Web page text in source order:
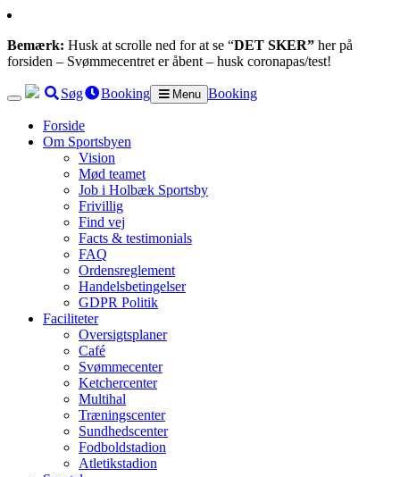
Bemærk: Husk at scrolle ned for at se “DET SKER” her på
forsiden – Svømmecentret er åbent – husk coronapas/test!
Søg Booking Menu Booking
Forside
Om Sportsbyen
Vision
Mød teamet
Job i Holbæk Sportsby
Frivillig
Find vej
Facts & testimonials
FAQ
Ordensreglement
Handelsbetingelser
GDPR Politik
Faciliteter
Oversigtsplaner
Café
Svømmecenter
Ketchercenter
Multihal
Træningscenter
Sundhedscenter
Fodboldstadion
Atletikstadion